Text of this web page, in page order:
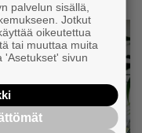
palvelun sisällä,
Jotkut
oikeutettua
tai muuttaa muita
'Asetukset' sivun